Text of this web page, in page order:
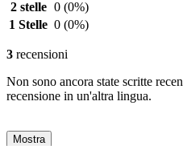
2 stelle 0 (0%)
1 Stelle 0 (0%)
3 recensioni
Non sono ancora state scritte
recensione in un'altra lingua.
Mostra